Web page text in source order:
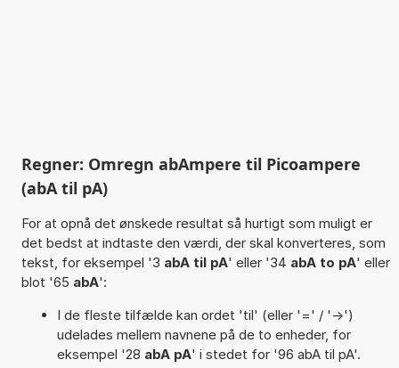
Regner: Omregn abAmpere til Picoampere
(abA til pA)
For at opnå det ønskede resultat så hurtigt som muligt er
det bedst at indtaste den værdi, der skal konverteres, som
tekst, for eksempel '3 abA til pA' eller '34 abA to pA' eller
blot '65 abA':
I de fleste tilfælde kan ordet 'til' (eller '=' / '->')
udelades mellem navnene på de to enheder, for
eksempel '28 abA pA' i stedet for '96 abA til pA'.